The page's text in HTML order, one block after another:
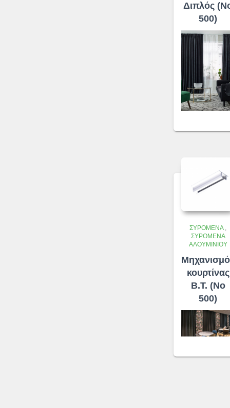
Διπλός
500)
ΣΥΡΌΜΕΝΑ,
ΣΥΡΌΜΕΝΑ
ΑΛΟΥΜΙΝΊΟΥ
κουρτίνας
Β.Τ. (No
500)